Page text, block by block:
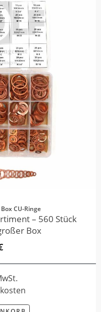
CU-Ringe
– 560 Stück
Box